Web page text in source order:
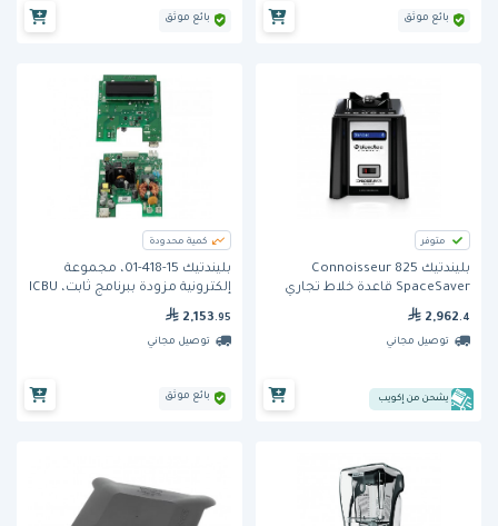
بائع موثق بائع موثق
متوفر
بليندتيك Connoisseur 825
SpaceSaver قاعدة خلاط تجاري
(بدون وعاء)
2,962 .4
توصيل مجاني
يشحن من إكويب
كمية محدودة
بليندتيك 15-418-01، مجموعة
إلكترونية مزودة ببرنامج ثابت، ICBU
2,153 .95
توصيل مجاني
بائع موثق